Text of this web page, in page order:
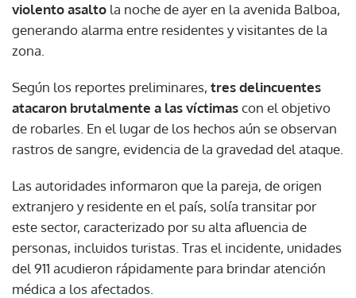
violento asalto la noche de ayer en la avenida Balboa,
generando alarma entre residentes y visitantes de la
zona.
Según los reportes preliminares, tres delincuentes
atacaron brutalmente a las víctimascon el objetivo
de robarles. En el lugar de los hechos aún se observan
rastros de sangre, evidencia de la gravedad del ataque.
Las autoridades informaron que la pareja, de origen
extranjero y residente en el país, solía transitar por
este sector, caracterizado por su alta afluencia de
personas, incluidos turistas. Tras el incidente, unidades
del 911 acudieron rápidamente para brindar atención
médica a los afectados.